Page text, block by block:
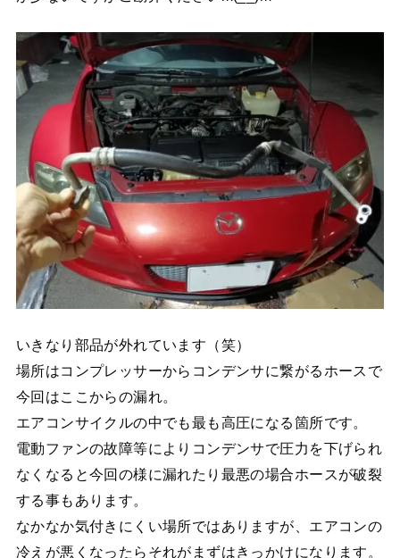
いきなり部品が外れています（笑）
場所はコンプレッサーからコンデンサに繋がるホースで
今回はここからの漏れ。
エアコンサイクルの中でも最も高圧になる箇所です。
電動ファンの故障等によりコンデンサで圧力を下げられ
なくなると今回の様に漏れたり最悪の場合ホースが破裂
する事もあります。
なかなか気付きにくい場所ではありますが、エアコンの
冷えが悪くなったらそれがまずはきっかけになります。